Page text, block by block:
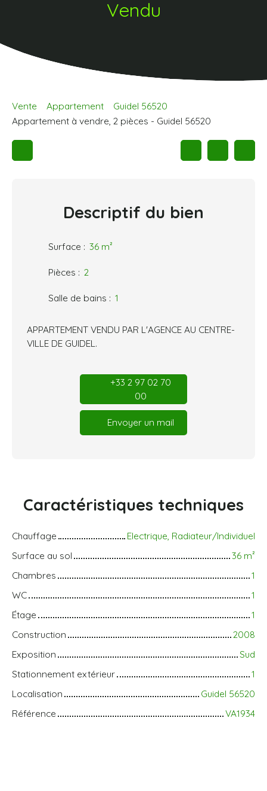
Vendu
Vente Appartement
Guidel 56520
Appartement à vendre, 2 pièces - Guidel 56520
Descriptif du bien
Surface : 36 m²
Pièces : 2
Salle de bains : 1
APPARTEMENT VENDU PAR L'AGENCE AU CENTRE-
VILLE DE GUIDEL.
+33 2 97 02 70
00
Envoyer un mail
Caractéristiques techniques
Chauffage
Electrique, Radiateur/Individuel
Surface au sol
36 m²
Chambres
1
WC
1
Étage
1
Construction
2008
Exposition
Sud
Stationnement extérieur
1
Localisation
Guidel 56520
Référence
VA1934